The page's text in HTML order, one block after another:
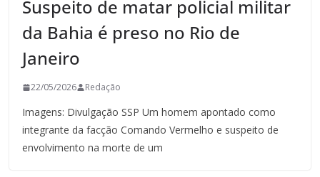
Suspeito de matar policial militar
da Bahia é preso no Rio de
Janeiro
22/05/2026 Redação
Imagens: Divulgação SSP Um homem apontado como
integrante da facção Comando Vermelho e suspeito de
envolvimento na morte de um